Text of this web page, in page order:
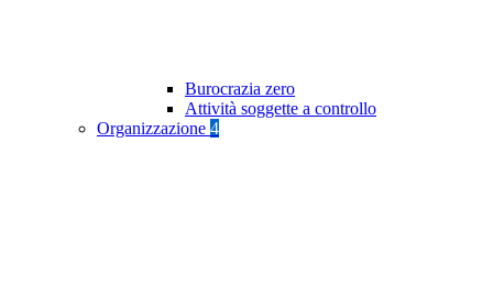
Burocrazia zero
Attività soggette a controllo
Organizzazione 4